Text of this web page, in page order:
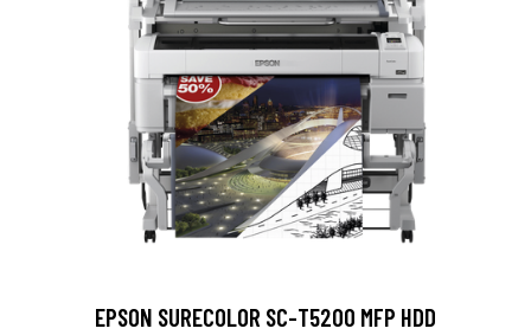
EPSON SURECOLOR SC-T5200 MFP HDD